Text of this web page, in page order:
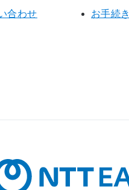
合わせ お手続き